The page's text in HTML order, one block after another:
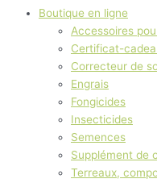
Boutique en ligne
Accessoires
Certificat-
Correcteur de
Engrais
Fongicides
Insecticides
Semences
Supplément de
Terreaux,